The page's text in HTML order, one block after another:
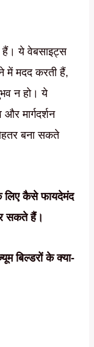
हैं। ये वेबसाइट्स
में मदद करती हैं,
न हो। ये
मार्गदर्शन
बना सकते
कैसे फायदेमंद
सकते हैं।
बिल्डरों के क्या-